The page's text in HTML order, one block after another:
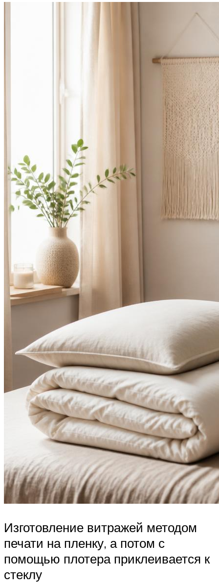
Изготовление витражей методом
печати на пленку, а потом с
помощью плотера приклеивается к
стеклу